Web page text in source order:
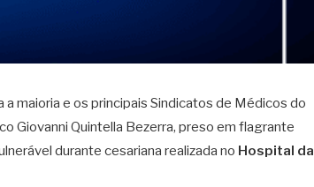
maioria e os principais Sindicatos de Médicos do
Giovanni Quintella Bezerra, preso em flagrante
durante cesariana realizada no Hospital da